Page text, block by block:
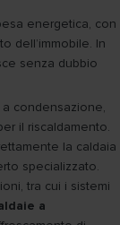
energetica, con
dell’immobile. In
senza dubbio
condensazione,
il riscaldamento.
la caldaia
specializzato.
tra cui i sistemi
a